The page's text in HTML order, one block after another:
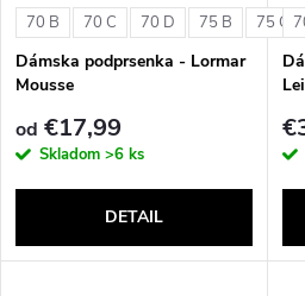
70 B 70 C 70 D 75 B 75 C
Dámska podprsenka - Lormar
Mousse
od €17,99
Skladom >6 ks
DETAIL